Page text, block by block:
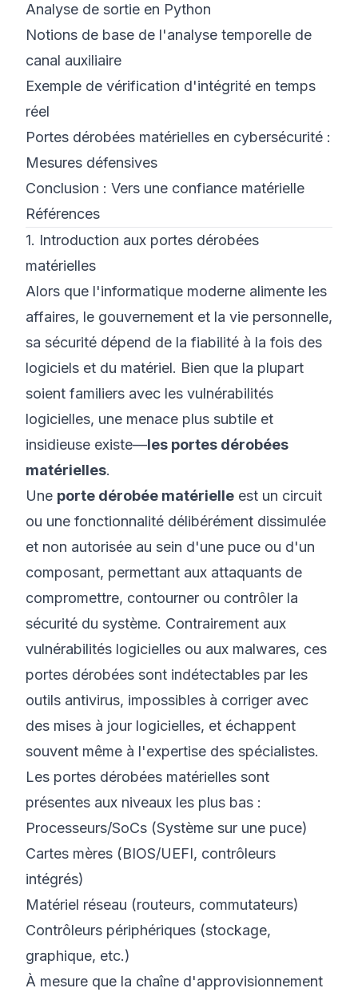
Analyse de sortie en Python
Notions de base de l'analyse temporelle de
canal auxiliaire
Exemple de vérification d'intégrité en temps
réel
Portes dérobées matérielles en cybersécurité :
Mesures défensives
Conclusion : Vers une confiance matérielle
Références
1. Introduction aux portes dérobées
matérielles
Alors que l'informatique moderne alimente les
affaires, le gouvernement et la vie personnelle,
sa sécurité dépend de la fiabilité à la fois des
logiciels et du matériel. Bien que la plupart
soient familiers avec les vulnérabilités
logicielles, une menace plus subtile et
insidieuse existe—les portes dérobées
matérielles.
Une porte dérobée matérielle est un circuit
ou une fonctionnalité délibérément dissimulée
et non autorisée au sein d'une puce ou d'un
composant, permettant aux attaquants de
compromettre, contourner ou contrôler la
sécurité du système. Contrairement aux
vulnérabilités logicielles ou aux malwares, ces
portes dérobées sont indétectables par les
outils antivirus, impossibles à corriger avec
des mises à jour logicielles, et échappent
souvent même à l'expertise des spécialistes.
Les portes dérobées matérielles sont
présentes aux niveaux les plus bas :
Processeurs/SoCs (Système sur une puce)
Cartes mères (BIOS/UEFI, contrôleurs
intégrés)
Matériel réseau (routeurs, commutateurs)
Contrôleurs périphériques (stockage,
graphique, etc.)
À mesure que la chaîne d'approvisionnement